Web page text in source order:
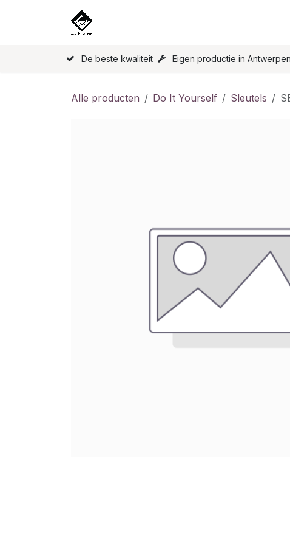
De beste kwaliteit Eigen productie in Antwerpen
Alle producten Do It Yourself Sleutels